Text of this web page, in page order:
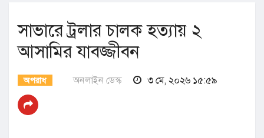
সাভারে ট্রলার চালক হত্যায় ২
আসামির যাবজ্জীবন
অপরাধ অনলাইন ডেস্ক ৩ মে, ২০২৬ ১৫:৫৯